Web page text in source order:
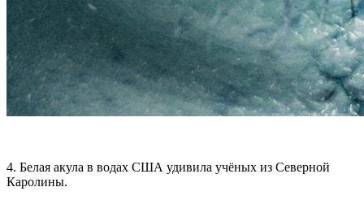
4. Белая акула в водах США удивила учёных из Северной
Каролины.